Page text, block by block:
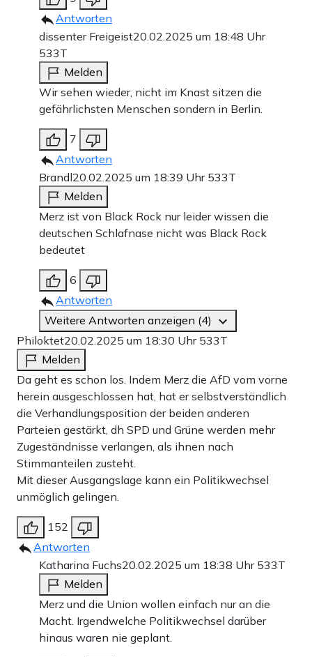
Antworten
dissenter Freigeist20.02.2025 um 18:48 Uhr
533T
Melden
Wir sehen wieder, nicht im Knast sitzen die
gefährlichsten Menschen sondern in Berlin.
7
Antworten
Brandl20.02.2025 um 18:39 Uhr 533T
Melden
Merz ist von Black Rock nur leider wissen die
deutschen Schlafnase nicht was Black Rock
bedeutet
6
Antworten
Weitere Antworten anzeigen (4)
Philoktet20.02.2025 um 18:30 Uhr 533T
Melden
Da geht es schon los. Indem Merz die AfD vom vorne
herein ausgeschlossen hat, hat er selbstverständlich
die Verhandlungsposition der beiden anderen
Parteien gestärkt, dh SPD und Grüne werden mehr
Zugeständnisse verlangen, als ihnen nach
Stimmanteilen zusteht.
Mit dieser Ausgangslage kann ein Politikwechsel
unmöglich gelingen.
152
Antworten
Katharina Fuchs20.02.2025 um 18:38 Uhr 533T
Melden
Merz und die Union wollen einfach nur an die
Macht. Irgendwelche Politikwechsel darüber
hinaus waren nie geplant.